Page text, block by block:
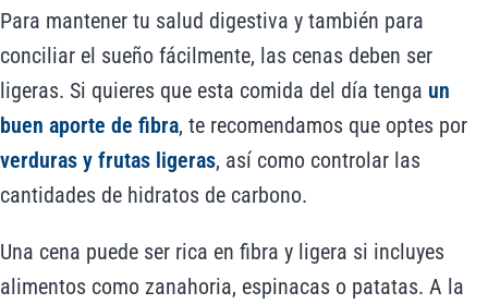
Para mantener tu salud digestiva y también para
conciliar el sueño fácilmente, las cenas deben ser
ligeras. Si quieres que esta comida del día tenga un
buen aporte de fibra, te recomendamos que optes por
verduras y frutas ligeras, así como controlar las
cantidades de hidratos de carbono.
Una cena puede ser rica en fibra y ligera si incluyes
alimentos como zanahoria, espinacas o patatas. A la